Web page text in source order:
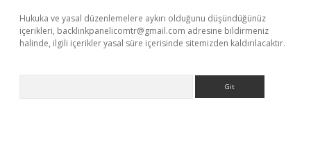
Hukuka ve yasal düzenlemelere aykırı olduğunu düşündüğünüz
içerikleri, backlinkpanelicomtr@gmail.com adresine bildirmeniz
halinde, ilgili içerikler yasal süre içerisinde sitemizden kaldırılacaktır.